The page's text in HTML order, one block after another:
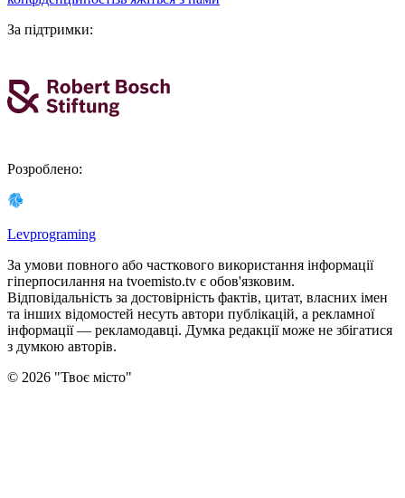
За підтримки:
Розроблено:
Levprograming
За умови повного або часткового використання iнформацiї
гіперпосилання на tvoemisto.tv є обов'язковим.
Відповідальність за достовірність фактів, цитат, власних імен
та інших відомостей несуть автори публікацій, а рекламної
інформації — рекламодавці. Думка редакцiї може не збiгатися
з думкою авторiв.
© 2026 "Твоє місто"